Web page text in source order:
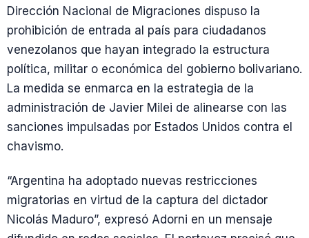
Dirección Nacional de Migraciones dispuso la
prohibición de entrada al país para ciudadanos
venezolanos que hayan integrado la estructura
política, militar o económica del gobierno bolivariano.
La medida se enmarca en la estrategia de la
administración de Javier Milei de alinearse con las
sanciones impulsadas por Estados Unidos contra el
chavismo.
“Argentina ha adoptado nuevas restricciones
migratorias en virtud de la captura del dictador
Nicolás Maduro”, expresó Adorni en un mensaje